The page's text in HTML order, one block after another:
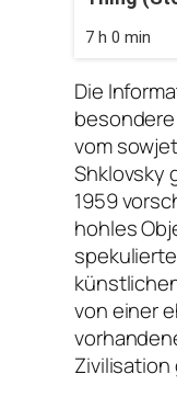
7 h 0 min
Die
vom
Shklovsky
1959
hohles
von einer